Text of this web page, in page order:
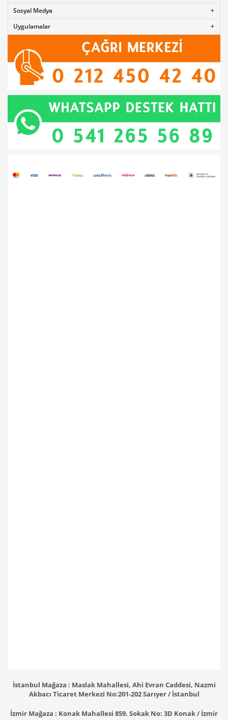
Sosyal Medya
Uygulamalar
İstanbul Mağaza : Maslak Mahallesi, Ahi Evran Caddesi, Nazmi
Akbacı Ticaret Merkezi No:201-202 Sarıyer / İstanbul
İzmir Mağaza : Konak Mahallesi 859. Sokak No: 3D Konak / İzmir